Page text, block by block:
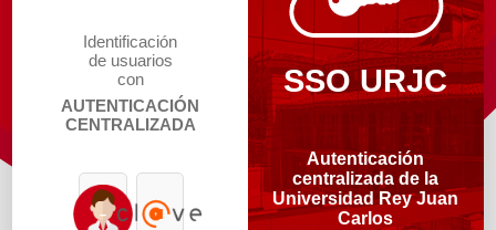
Identificación
de usuarios
con
AUTENTICACIÓN
CENTRALIZADA
SSO URJC
Autenticación
centralizada de la
Universidad Rey Juan
Carlos